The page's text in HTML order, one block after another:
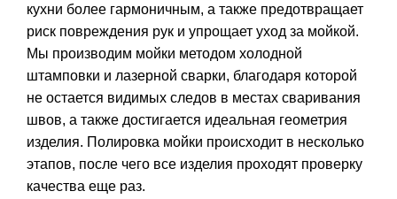
кухни более гармоничным, а также предотвращает
риск повреждения рук и упрощает уход за мойкой.
Мы производим мойки методом холодной
штамповки и лазерной сварки, благодаря которой
не остается видимых следов в местах сваривания
швов, а также достигается идеальная геометрия
изделия. Полировка мойки происходит в несколько
этапов, после чего все изделия проходят проверку
качества еще раз.